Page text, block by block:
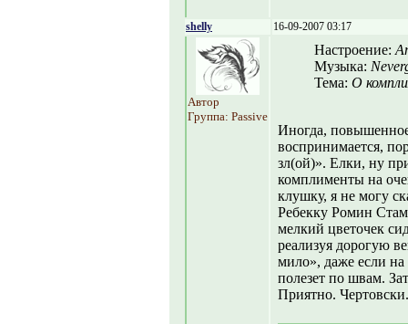
shelly 16-09-2007 03:17
Автор
Группа: Passive
Настроение:
Музыка:
Тема: О
Иногда,
воспринимается,
зл(ой)». Елки, ну
комплименты на
клушку, я не могу
Ребекку Ромин
мелкий цветочек
реализуя дорогую
мило», даже если на
полезет по швам.
Приятно. Чертовски.